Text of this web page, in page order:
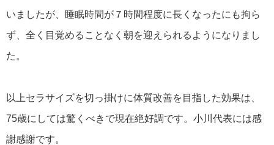
いましたが、睡眠時間が７時間程度に長くなったにも拘ら
ず、全く目覚めることなく朝を迎えられるようになりまし
た。
以上セラサイズを切っ掛けに体質改善を目指した効果は、
75歳にしては驚くべきで現在絶好調です。小川代表には感
謝感謝です。